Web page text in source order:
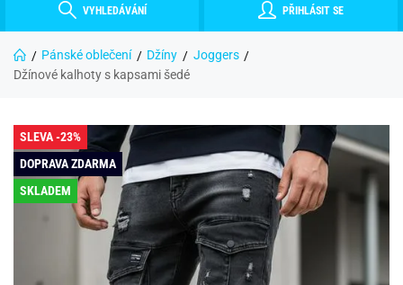
VYHLEDÁVÁNÍ PŘIHLÁSIT SE
Pánské oblečení Džíny
Joggers
Džínové kalhoty s kapsami šedé
SLEVA -23%
DOPRAVA ZDARMA
SKLADEM